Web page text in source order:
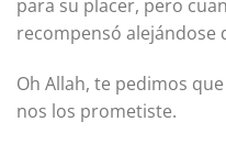
para su placer, pero
recompensó alejándose
Oh Allah, te pedimos
nos los prometiste.